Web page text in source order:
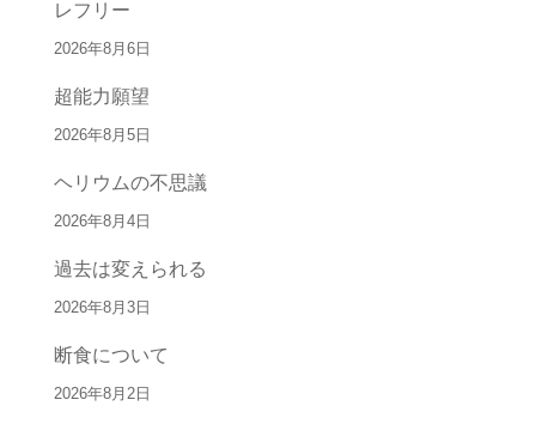
レフリー
2026年8月6日
超能力願望
2026年8月5日
ヘリウムの不思議
2026年8月4日
過去は変えられる
2026年8月3日
断食について
2026年8月2日